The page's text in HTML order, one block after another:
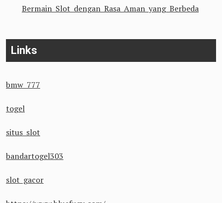
Bermain Slot dengan Rasa Aman yang Berbeda
Links
bmw 777
togel
situs slot
bandartogel303
slot gacor